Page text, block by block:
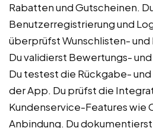
Rabatten und Gutscheinen.
Benutzerregistrierung und
überprüfst Wunschlisten-
Du validierst Bewertungs-
Du testest die Rückgabe-
der App. Du prüfst die
Kundenservice-Features wie
Anbindung. Du